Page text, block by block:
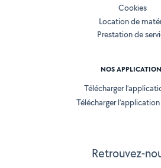
Retrouvez-
Cookies
Location de
Prestation de
NOS
Télécharger
Télécharger